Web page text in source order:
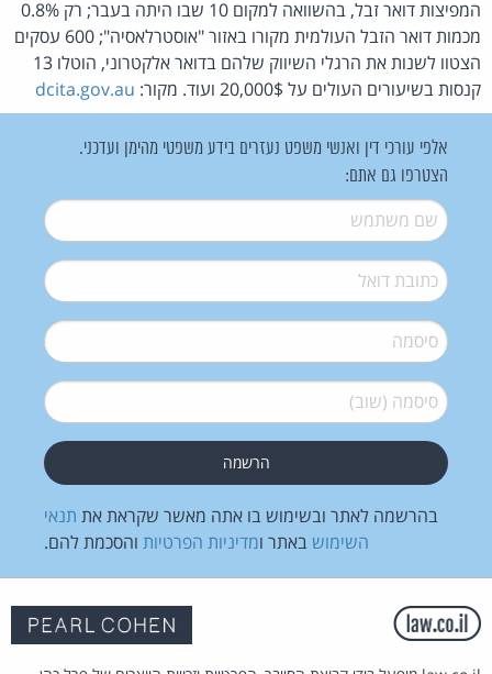
המפיצות דואר זבל, בהשוואה למקום 10 שבו היתה בעבר; רק 0.8%
מכמות דואר הזבל העולמית מקורו באזור "אוסטרלאסיה"; 600 עסקים
הצטוו לשנות את הרגלי השיווק שלהם בדואר אלקטרוני, הוטלו 13
קנסות בשיעורים העולים על 20,000$ ועוד. מקור:
dcita.gov.au
אלפי עורכי דין ואנשי משפט נעזרים בידע משפטי מהימן ועדכני.
הצטרפו גם אתם:
שם משתמש*
דואל*
סיסמה*
סיסמה (שוב)*
בהרשמה לאתר ובשימוש בו אתה מאשר שקראת את תנאי
השימוש באתר ומדיניות הפרטיות והסכמת להם.